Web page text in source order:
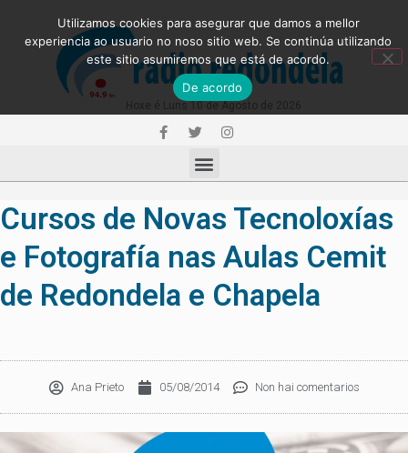
Cursos de Novas Tecnoloxías
e Fotografía nas Aulas Cemit
de Redondela e Chapela
Ana Prieto 05/08/2014 Non hai comentarios
Utilizamos cookies para asegurar que damos a mellor
experiencia ao usuario no noso sitio web. Se continúa utilizando
este sitio asumiremos que está de acordo.
De acordo